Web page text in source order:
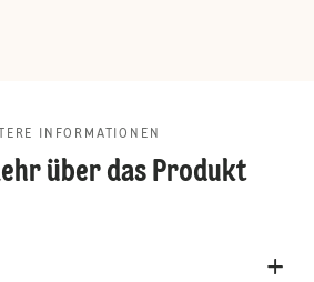
INFORMATIONEN
über das Produkt